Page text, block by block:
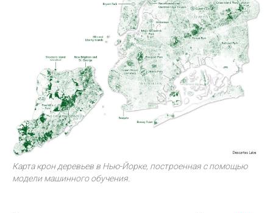
Карта крон деревьев в Нью-Йорке, построенная с помощью
модели машинного обучения.